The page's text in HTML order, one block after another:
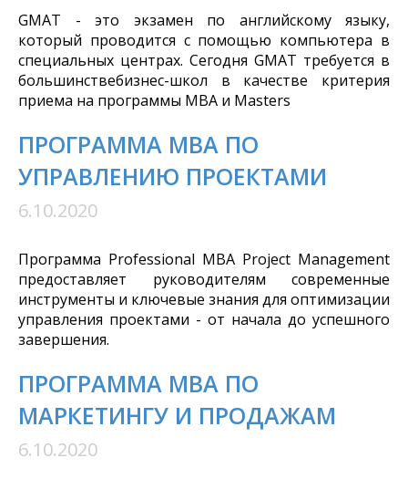
GMAT - это экзамен по английскому языку,
который проводится с помощью компьютера в
специальных центрах. Сегодня GMAT требуется в
большинствебизнес-школ в качестве критерия
приема на программы MBA и Masters
ПРОГРАММА MBA ПО
УПРАВЛЕНИЮ ПРОЕКТАМИ
6.10.2020
Программа Professional MBA Project Management
предоставляет руководителям современные
инструменты и ключевые знания для оптимизации
управления проектами - от начала до успешного
завершения.
ПРОГРАММА МВА ПО
МАРКЕТИНГУ И ПРОДАЖАМ
6.10.2020